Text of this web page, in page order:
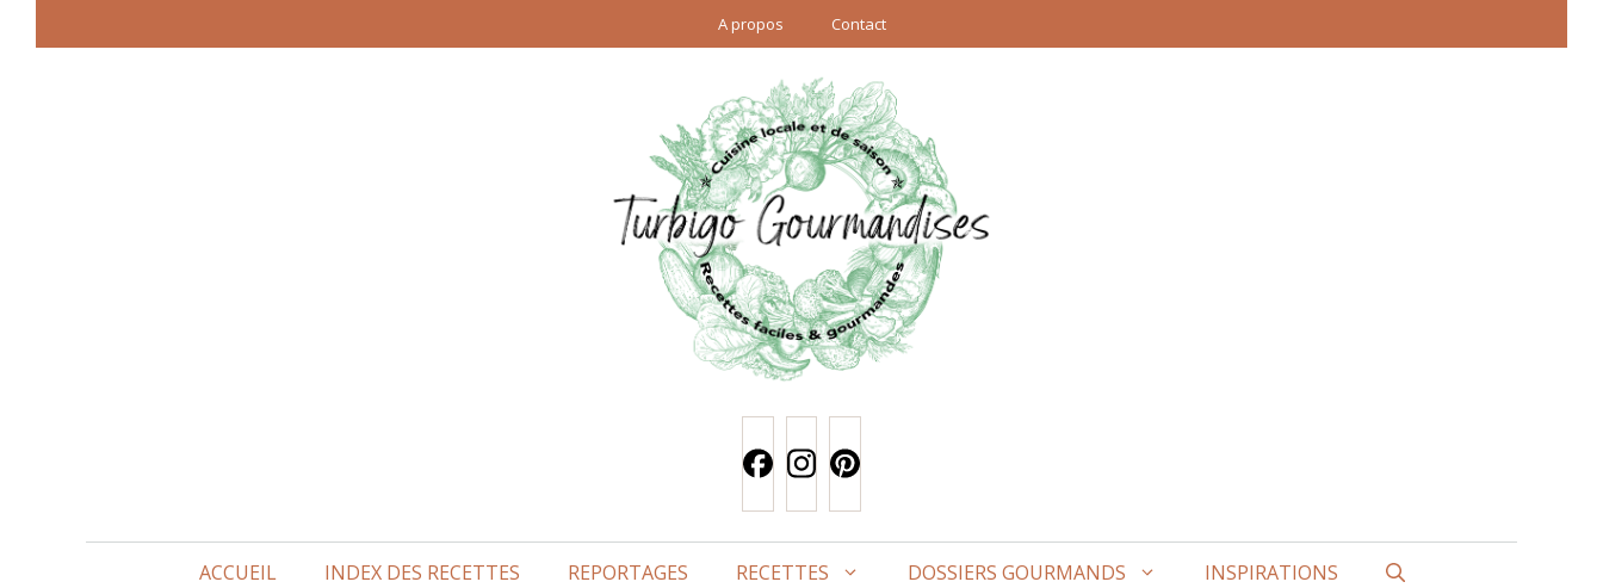
A propos Contact
ACCUEIL INDEX DES RECETTES REPORTAGES RECETTES DOSSIERS GOURMANDS INSPIRATIONS